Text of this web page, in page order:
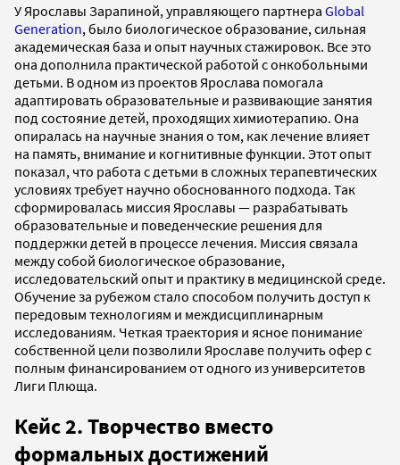
У Ярославы Зарапиной, управляющего партнера Global
Generation, было биологическое образование, сильная
академическая база и опыт научных стажировок. Все это
она дополнила практической работой с онкобольными
детьми. В одном из проектов Ярослава помогала
адаптировать образовательные и развивающие занятия
под состояние детей, проходящих химиотерапию. Она
опиралась на научные знания о том, как лечение влияет
на память, внимание и когнитивные функции. Этот опыт
показал, что работа с детьми в сложных терапевтических
условиях требует научно обоснованного подхода. Так
сформировалась миссия Ярославы — разрабатывать
образовательные и поведенческие решения для
поддержки детей в процессе лечения. Миссия связала
между собой биологическое образование,
исследовательский опыт и практику в медицинской среде.
Обучение за рубежом стало способом получить доступ к
передовым технологиям и междисциплинарным
исследованиям. Четкая траектория и ясное понимание
собственной цели позволили Ярославе получить офер с
полным финансированием от одного из университетов
Лиги Плюща.
Кейс 2. Творчество вместо
формальных достижений